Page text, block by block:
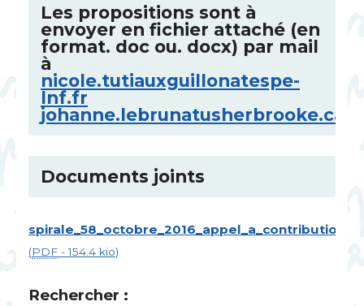
Les propositions sont à
envoyer en fichier attaché (en
format. doc ou. docx) par mail
à
nicole.tutiauxguillonatespe-
lnf.fr
johanne.lebrunatusherbrooke.ca
Documents joints
(PDF -154.4 kio)
Rechercher :